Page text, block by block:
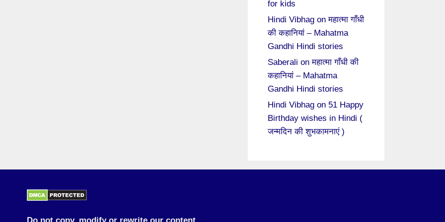
for kids
Hindi Vibhag onमहात्मा गाँधी
की कहानियां – Mahatma
Gandhi Hindi stories
Saberali onमहात्मा गाँधी की
कहानियां – Mahatma
Gandhi Hindi stories
Hindi Vibhag on 51 Happy
Birthday wishes in Hindi (
जन्मदिन की शुभकामनाएं )